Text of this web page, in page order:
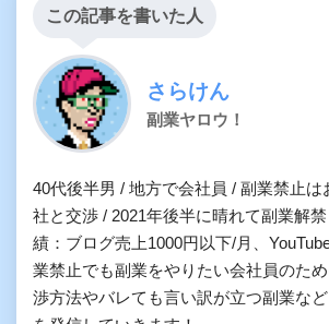
この記事を書いた人
さらけん
副業ヤロウ！
40代後半男 / 地方で会社員 / 副業禁止は
社と交渉 / 2021年後半に晴れて副業解
績：ブログ売上1000円以下/月、
業禁止でも副業をやりたい会社員のた
渉方法やバレても言い訳が立つ副業な